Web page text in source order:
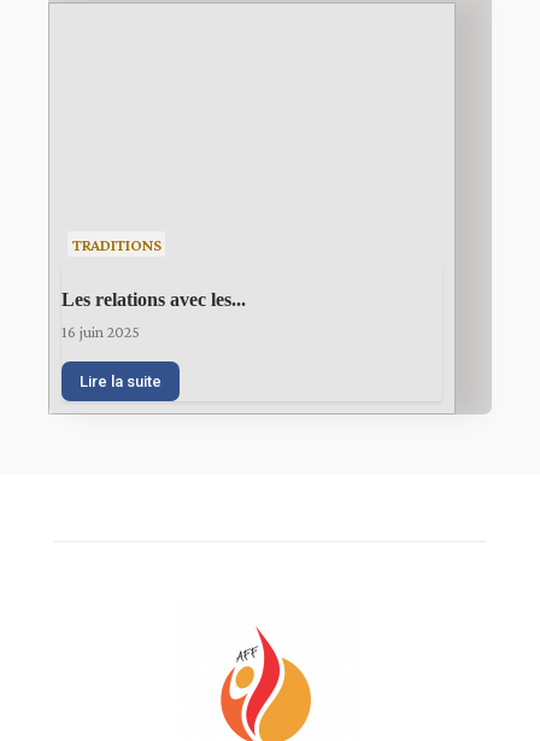
TRADITIONS
Les relations avec les...
16 juin 2025
Lire la suite